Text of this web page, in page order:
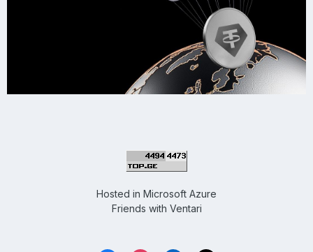
Hosted in Microsoft Azure
Friends with Ventari